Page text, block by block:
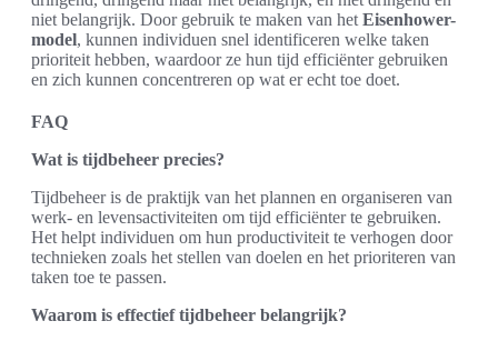
niet belangrijk. Door gebruik te maken van het Eisenhower-
model, kunnen individuen snel identificeren welke taken
prioriteit hebben, waardoor ze hun tijd efficiënter gebruiken
en zich kunnen concentreren op wat er echt toe doet.
FAQ
Wat is tijdbeheer precies?
Tijdbeheer is de praktijk van het plannen en organiseren van
werk- en levensactiviteiten om tijd efficiënter te gebruiken.
Het helpt individuen om hun productiviteit te verhogen door
technieken zoals het stellen van doelen en het prioriteren van
taken toe te passen.
Waarom is effectief tijdbeheer belangrijk?